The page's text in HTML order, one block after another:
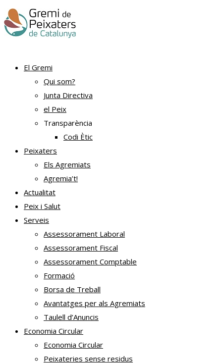
El Gremi
Qui som?
Junta Directiva
el Peix
Transparència
Codi Ètic
Peixaters
Els Agremiats
Agremia’t!
Actualitat
Peix i Salut
Serveis
Assessorament Laboral
Assessorament Fiscal
Assessorament Comptable
Formació
Borsa de Treball
Avantatges per als Agremiats
Taulell d’Anuncis
Economia Circular
Economia Circular
Peixateries sense residus